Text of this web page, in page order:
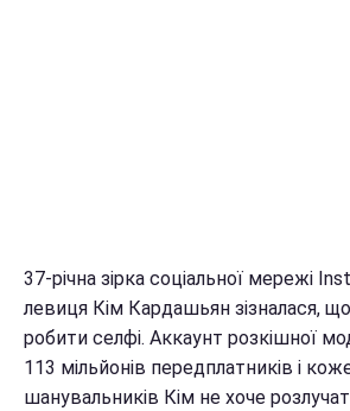
37-річна зірка соціальної мережі
левиця Кім Кардашьян зізналася,
робити селфі. Аккаунт розкішної
113 мільйонів передплатників і
шанувальників Кім не хоче